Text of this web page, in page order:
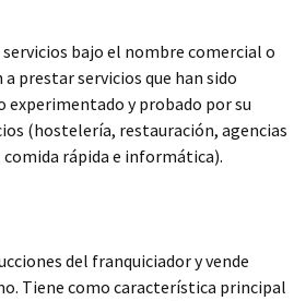
bajo el nombre comercial o
prestar servicios que han sido
y probado por su
(hostelería, restauración, agencias
rápida e informática).
del franquiciador y vende
Tiene como característica principal